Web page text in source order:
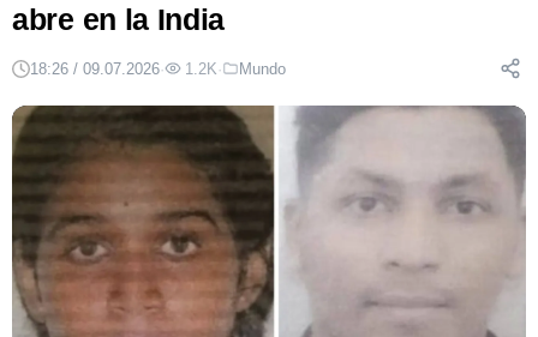
abre en la India
18:26 / 09.07.2026· 1.2K· Mundo